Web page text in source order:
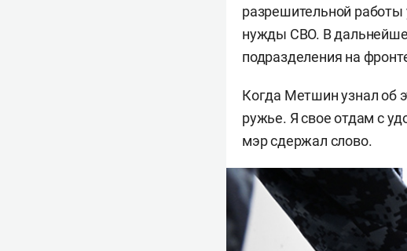
разрешительной работы
нужды СВО. В
подразделения на
Когда Метшин узнал об
ружье. Я свое отдам с
мэр сдержал слово.